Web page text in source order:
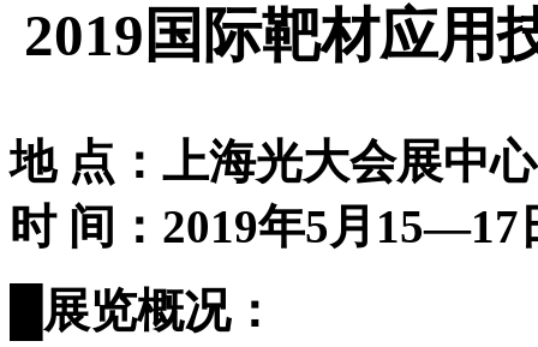
2019国际靶材应用
地 点：上海光大会展中心
时 间：2019年5月 15—17
展览概况：